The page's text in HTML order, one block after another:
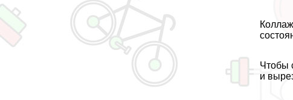
Чтобы
и